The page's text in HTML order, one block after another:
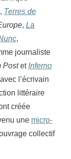
, Terres de
, La
,
journaliste
Postet Inferno
l’écrivain
littéraire
créée
une micro-
collectif